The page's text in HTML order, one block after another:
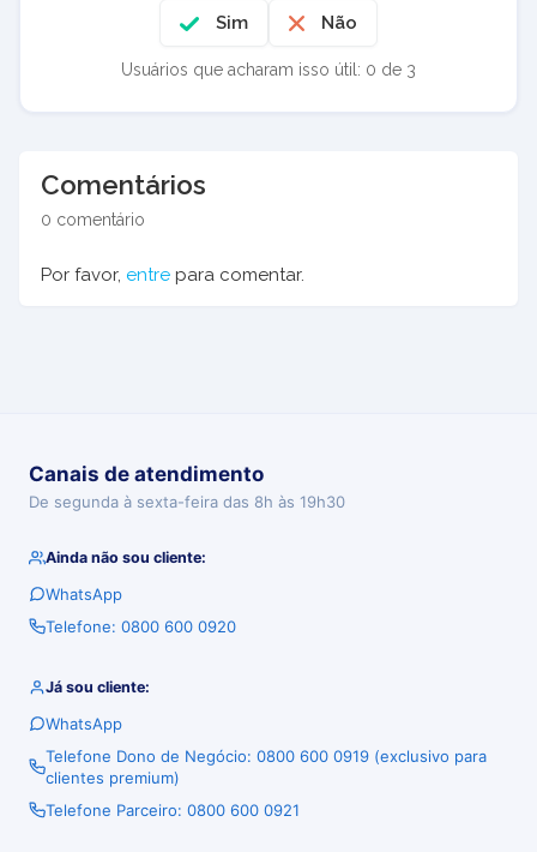
Sim Não
Usuários que acharam isso útil: 0 de 3
Comentários
0 comentário
Por favor, entre para comentar.
Canais de atendimento
De segunda à sexta-feira das 8h às 19h30
Ainda não sou cliente:
WhatsApp
Telefone: 0800 600 0920
Já sou cliente:
WhatsApp
Telefone Dono de Negócio: 0800 600 0919 (exclusivo para
clientes premium)
Telefone Parceiro: 0800 600 0921